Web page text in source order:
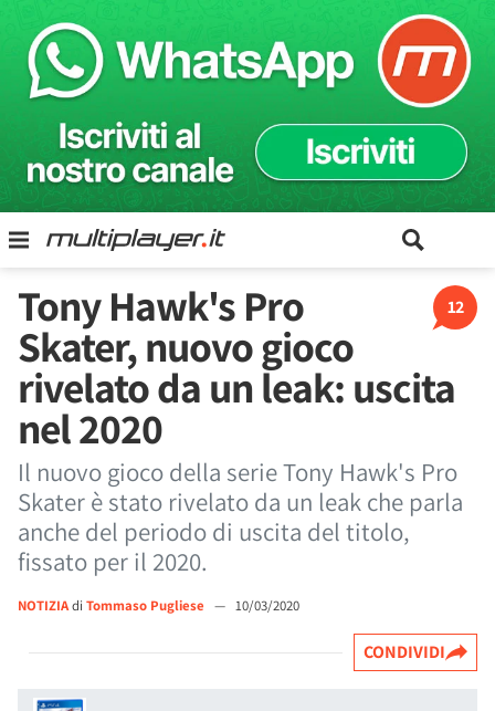
12
Tony Hawk's Pro
Skater, nuovo gioco
rivelato da un leak: uscita
nel 2020
Il nuovo gioco della serie Tony Hawk's Pro
Skater è stato rivelato da un leak che parla
anche del periodo di uscita del titolo,
fissato per il 2020.
NOTIZIAdi Tommaso Pugliese — 10/03/2020
CONDIVIDI